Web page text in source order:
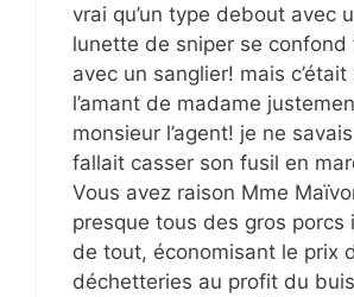
vrai qu’un type debout avec
lunette de sniper se confond
avec un sanglier! mais
l’amant de madame
monsieur l’agent! je ne savais
fallait casser son fusil en
Vous avez raison Mme
presque tous des gros porcs
de tout, économisant le prix
déchetteries au profit du